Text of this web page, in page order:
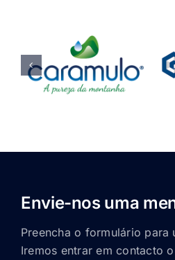
Envie-nos uma
Preencha o formulário para
Iremos entrar em contacto